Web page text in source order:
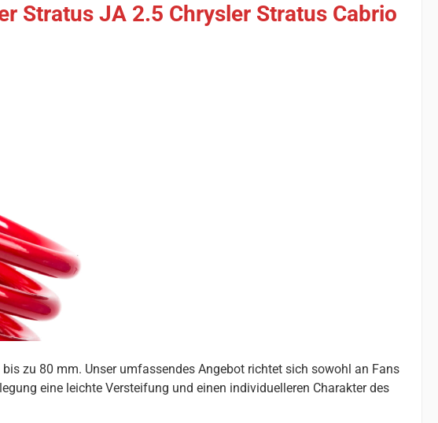
Stratus JA 2.5 Chrysler Stratus Cabrio
zu 80 mm. Unser umfassendes Angebot richtet sich sowohl an Fans
eine leichte Versteifung und einen individuelleren Charakter des